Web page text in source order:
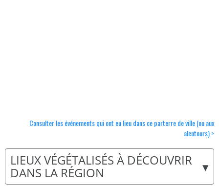
Consulter les événements qui ont eu lieu dans ce parterre de ville (ou aux
alentours) >
▾
LIEUX VÉGÉTALISÉS À DÉCOUVRIR
DANS LA RÉGION